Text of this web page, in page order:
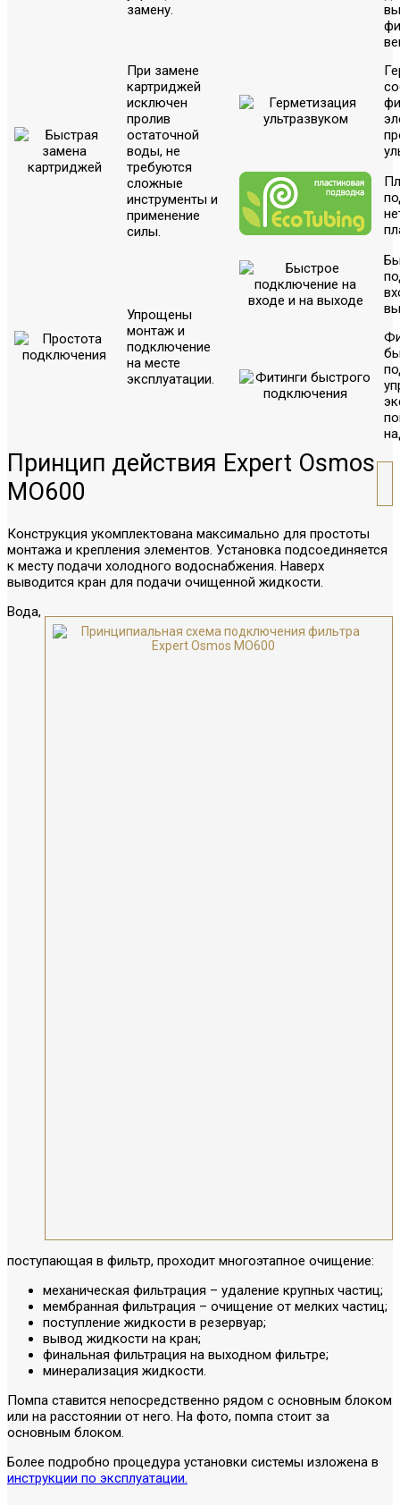
замену.
При замене
картриджей
исключен
пролив
остаточной
воды, не
требуются
сложные
инструменты и
применение
силы.
Упрощены
монтаж и
подключение
на месте
эксплуатации.
Принцип действия Expert Osmos
MO600
Конструкция укомплектована максимально для простоты
монтажа и крепления элементов. Установка подсоединяется
к месту подачи холодного водоснабжения. Наверх
выводится кран для подачи очищенной жидкости.
Вода,
поступающая в фильтр, проходит многоэтапное очищение:
механическая фильтрация – удаление крупных частиц;
мембранная фильтрация – очищение от мелких частиц;
поступление жидкости в резервуар;
вывод жидкости на кран;
финальная фильтрация на выходном фильтре;
минерализация жидкости.
Помпа ставится непосредственно рядом с основным блоком
или на расстоянии от него. На фото, помпа стоит за
основным блоком.
Более подробно процедура установки системы изложена в
инструкции по эксплуатации.